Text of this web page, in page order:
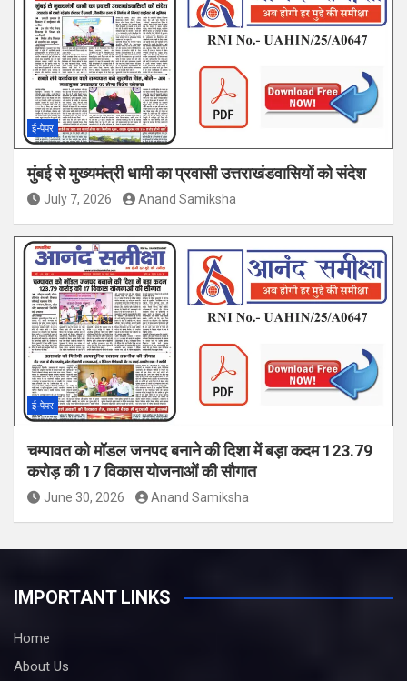
ई-पेपर
मुंबई से मुख्यमंत्री धामी का प्रवासी उत्तराखंडवासियों को संदेश
July 7, 2026 Anand Samiksha
ई-पेपर
चम्पावत को मॉडल जनपद बनाने की दिशा में बड़ा कदम 123.79
करोड़ की 17 विकास योजनाओं की सौगात
June 30, 2026 Anand Samiksha
IMPORTANT LINKS
Home
About Us